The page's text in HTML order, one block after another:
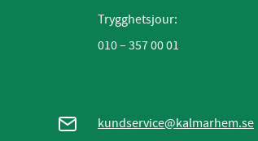
Trygghetsjour:
010 – 357 00 01
kundservice@kalmarhem.se